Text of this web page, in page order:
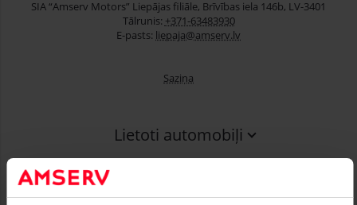
SIA “Amserv Motors” Liepājas filiāle, Brīvības iela 146b, LV-3401
Tālrunis: +371-63483930
E-pasts: liepaja@amserv.lv
Saziņa
Lietoti automobiļi
Serviss